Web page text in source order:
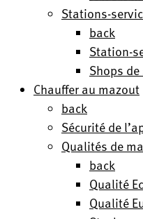
Stations-
back
Station-
Shops
Chauffer au mazout
back
Sécurité de
Qualités de
back
Qualité
Qualité